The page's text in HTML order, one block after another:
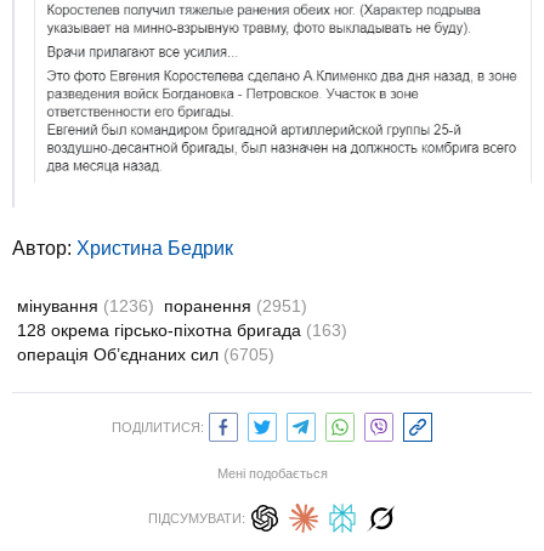
Автор: Христина Бедрик
мінування (1236) поранення (2951)
128 окрема гірсько-піхотна бригада (163)
операція Об’єднаних сил (6705)
ПОДІЛИТИСЯ:
Мені подобається
ПІДСУМУВАТИ: